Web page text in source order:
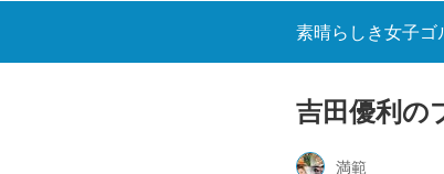
素晴らしき女子ゴ
吉田優利の
満範